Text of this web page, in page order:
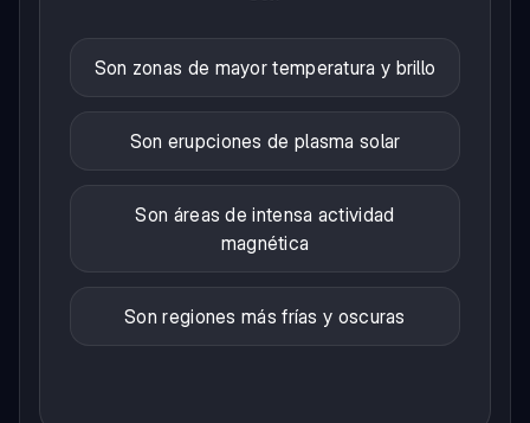
Son zonas de mayor temperatura y brillo
Son erupciones de plasma solar
Son áreas de intensa actividad
magnética
Son regiones más frías y oscuras